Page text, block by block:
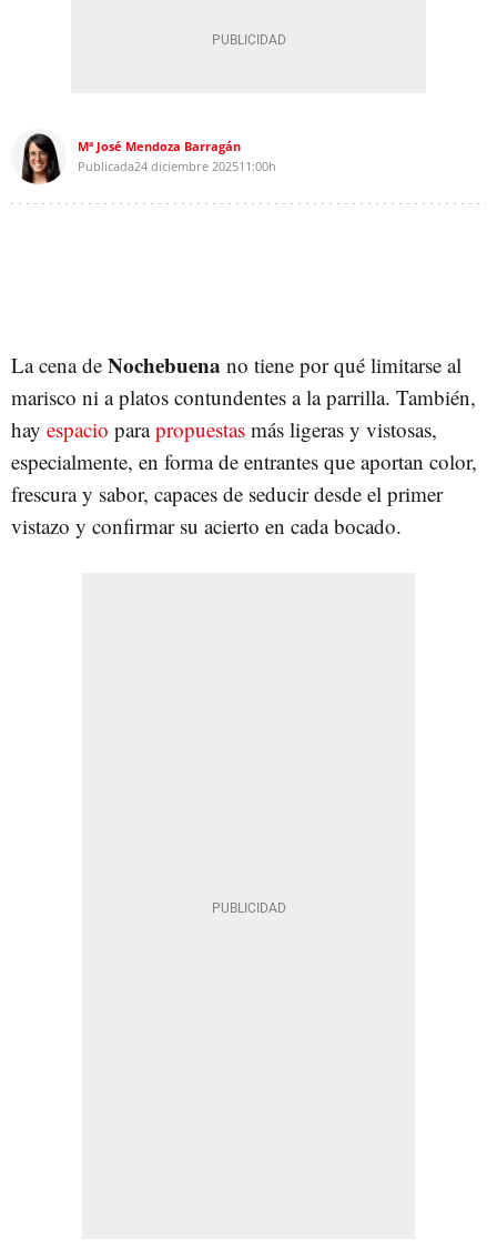
Mª José Mendoza Barragán
Publicada24 diciembre 202511:00h
La cena de Nochebuena no tiene por qué limitarse al
marisco ni a platos contundentes a la parrilla. También,
hay espacio parapropuestas más ligeras y vistosas,
especialmente, en forma de entrantes que aportan color,
frescura y sabor, capaces de seducir desde el primer
vistazo y confirmar su acierto en cada bocado.